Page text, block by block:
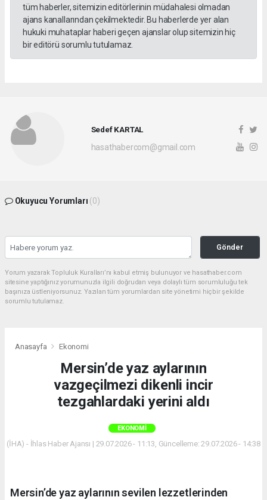
tüm haberler, sitemizin editörlerinin müdahalesi olmadan
ajans kanallarından çekilmektedir. Bu haberlerde yer alan
hukuki muhataplar haberi geçen ajanslar olup sitemizin hiç
bir editörü sorumlu tutulamaz.
Sedef KARTAL
hasathabercom@gmail.com
Okuyucu Yorumları (0)
Gönder
Yorum yazarak Topluluk Kuralları’nı kabul etmiş bulunuyor ve hasathaber.com
sitesine yaptığınız yorumunuzla ilgili doğrudan veya dolaylı tüm sorumluluğu tek
başınıza üstleniyorsunuz. Yazılan tüm yorumlardan site yönetimi hiçbir şekilde
sorumlu tutulamaz.
Anasayfa Ekonomi
Mersin’de yaz aylarının
vazgeçilmezi dikenli incir
tezgahlardaki yerini aldı
EKONOMI
(İHA) - İhlas Haber Ajansı | 29.07.2026 - 11:13, Güncelleme: 29.07.2026 - 14:38
Mersin’de yaz aylarının sevilen lezzetlerinden